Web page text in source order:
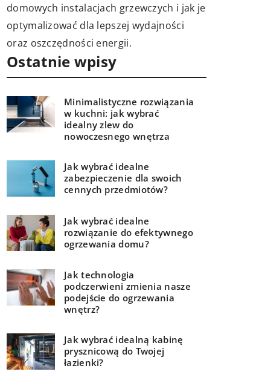
Ostatnie wpisy
Minimalistyczne rozwiązania
w kuchni: jak wybrać
idealny zlew do
nowoczesnego wnętrza
Jak wybrać idealne
zabezpieczenie dla swoich
cennych przedmiotów?
Jak wybrać idealne
rozwiązanie do efektywnego
ogrzewania domu?
Jak technologia
podczerwieni zmienia nasze
podejście do ogrzewania
wnętrz?
Jak wybrać idealną kabinę
prysznicową do Twojej
łazienki?